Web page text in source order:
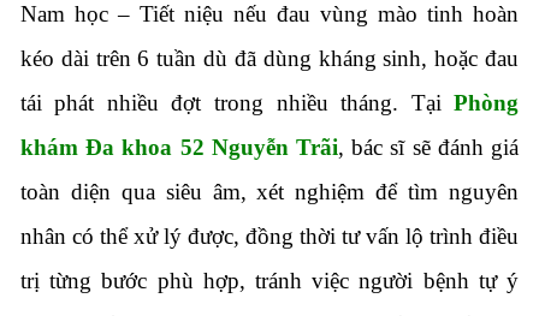
Nam học – Tiết niệu nếu đau vùng mào tinh hoàn
kéo dài trên 6 tuần dù đã dùng kháng sinh, hoặc đau
tái phát nhiều đợt trong nhiều tháng. TạiPhòng
khám Đa khoa 52 Nguyễn Trãi, bác sĩ sẽ đánh giá
toàn diện qua siêu âm, xét nghiệm để tìm nguyên
nhân có thể xử lý được, đồng thời tư vấn lộ trình điều
trị từng bước phù hợp, tránh việc người bệnh tự ý